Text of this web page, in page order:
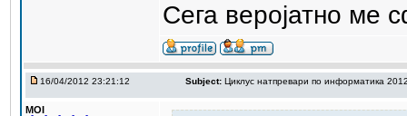
Сега веројатно ме
16/04/2012 23:21:12 Subject: Циклус натпревари по информатика
MOI